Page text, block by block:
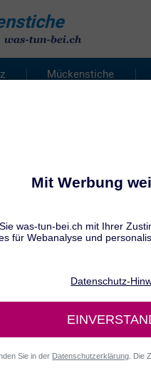
behandeln
Mückenstiche
GUT
Repellents
auf
vor Bienen und